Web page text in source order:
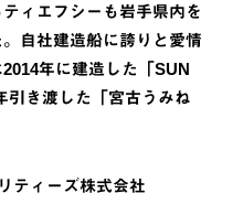
ィエフシーも岩手県内を
自社建造船に誇りと愛情
年に建造した「SUN
引き渡した「宮古うみね
ティーズ株式会社